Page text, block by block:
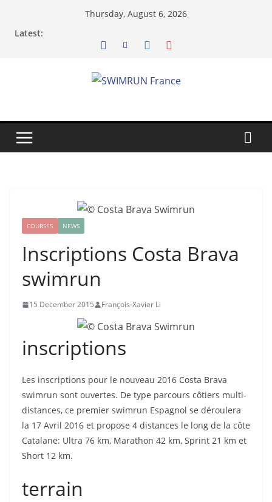
Thursday, August 6, 2026
Latest:
COURSES NEWS
Inscriptions Costa Brava
swimrun
15 December 2015 François-Xavier Li
inscriptions
Les inscriptions pour le nouveau 2016 Costa Brava
swimrun sont ouvertes. De type parcours côtiers multi-
distances, ce premier swimrun Espagnol se déroulera
la 17 Avril 2016 et propose 4 distances le long de la côte
Catalane: Ultra 76 km, Marathon 42 km, Sprint 21 km et
Short 12 km.
terrain